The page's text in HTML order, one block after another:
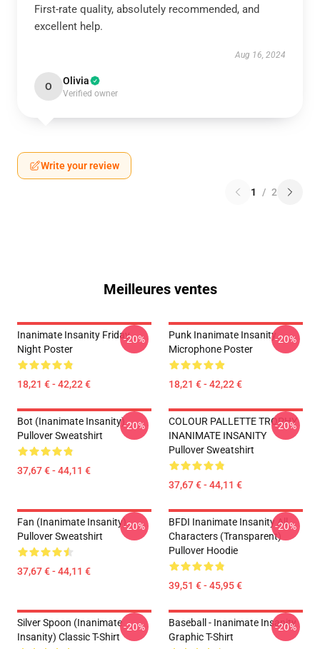
First-rate quality, absolutely recommended, and
excellent help.
Aug 16, 2024
O Olivia
Verified owner
Write your review
1 / 2
Meilleures ventes
Inanimate Insanity Friday
Night Poster
18,21 € - 42,22 €
-20%
Punk Inanimate Insanity
Microphone Poster
18,21 € - 42,22 €
-20%
Bot (Inanimate Insanity)
Pullover Sweatshirt
37,67 € - 44,11 €
-20%
COLOUR PALLETTE TROPHY
INANIMATE INSANITY
Pullover Sweatshirt
37,67 € - 44,11 €
-20%
Fan (Inanimate Insanity)
Pullover Sweatshirt
37,67 € - 44,11 €
-20%
BFDI Inanimate Insanity All
Characters (Transparent)
Pullover Hoodie
39,51 € - 45,95 €
-20%
Silver Spoon (Inanimate
Insanity) Classic T-Shirt
-20%
Baseball - Inanimate Insanity
Graphic T-Shirt
-20%